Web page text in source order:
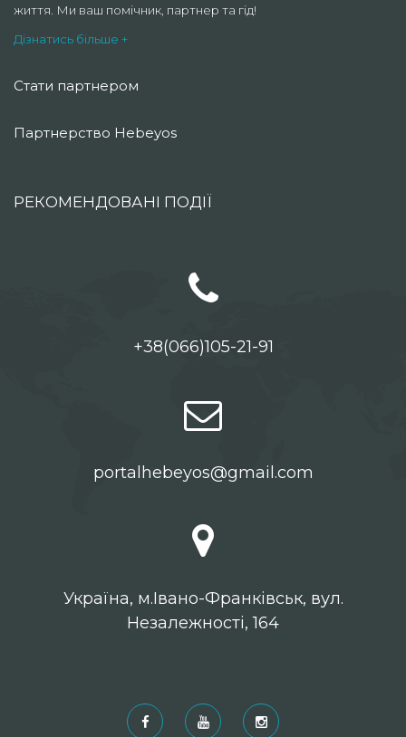
життя. Ми ваш помічник, партнер та гід!
Дізнатись більше +
Стати партнером
Партнерство Hebeyos
РЕКОМЕНДОВАНІ ПОДІЇ
+38(066)105-21-91
portalhebeyos@gmail.com
Українa, м.Івано-Франківськ, вул.
Незалежності, 164